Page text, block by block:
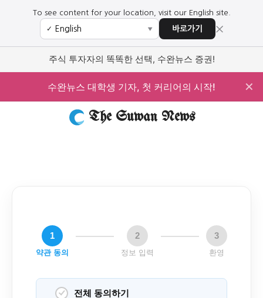
To see content for your location, visit our English site.
✓ ▼ 바로가기 ×
주식 투자자의 똑똑한 선택, 수완뉴스 증권!
수완뉴스 대학생 기자, 첫 커리어의 시작! ✕
The Suwan News
1
약관 동의
2
정보 입력
3
환영
전체 동의하기